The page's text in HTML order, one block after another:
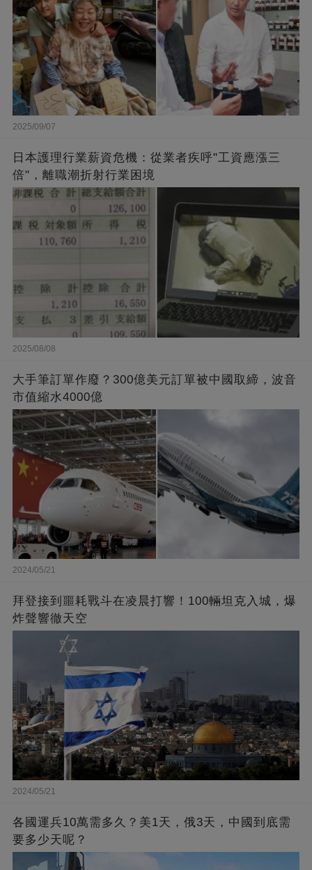
2025/09/07
日本護理行業薪資危機：從業者疾呼"工資應漲三
倍"，離職潮折射行業困境
2025/08/08
大手筆訂單作廢？300億美元訂單被中國取締，波音
市值縮水4000億
2024/05/21
拜登接到噩耗戰斗在凌晨打響！100輛坦克入城，爆
炸聲響徹天空
2024/05/21
各國運兵10萬需多久？美1天，俄3天，中國到底需
要多少天呢？